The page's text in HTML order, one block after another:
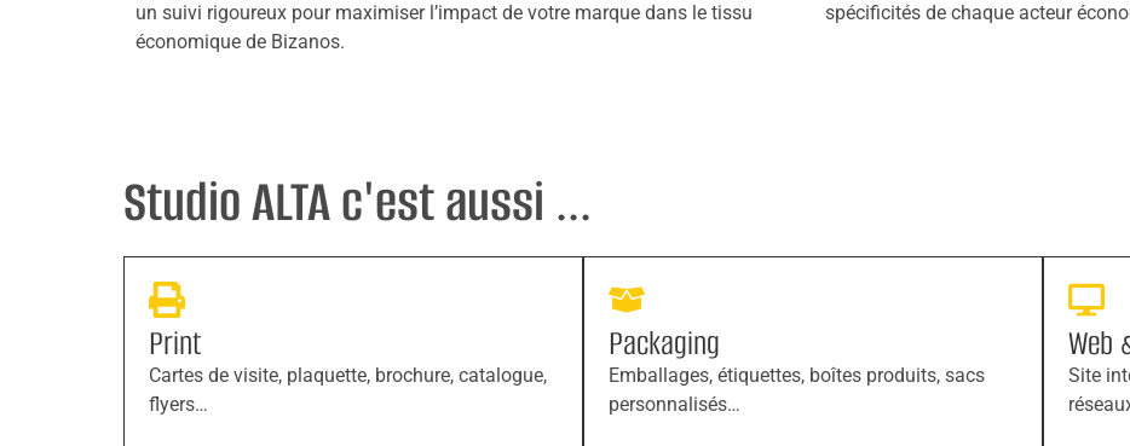
un suivi rigoureux pour maximiser l’impact de votre marque dans le tissu
économique de Bizanos.
spécificités de chaque acteur
Studio ALTA c'est aussi ...
Print
Cartes de visite, plaquette, brochure, catalogue,
flyers…
Packaging
Emballages, étiquettes, boîtes produits, sacs
personnalisés…
Web
Site